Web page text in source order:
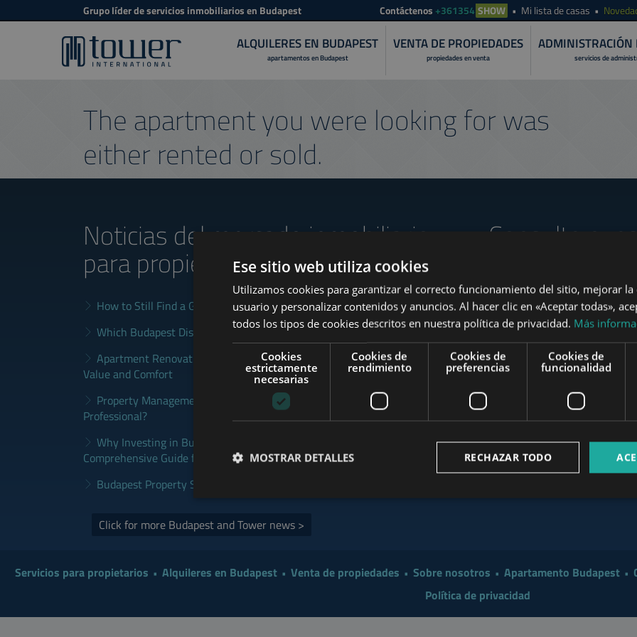
Grupo líder de servicios inmobiliarios en Budapest Contáctenos +361354 SHOW Mi lista de casas
ALQUILERES EN BUDAPEST
apartamentos en Budapest
VENTA DE PROPIEDADES
propiedades en venta
ADMINISTRACIÓN
servicios de
The apartment you were looking for was
either rented or sold.
Noticias del mercado inmobiliario
para propietarios
How to Still Find a Good Rental in Budapest at the End of August
Which Budapest District Fits Which Property Investor in 2026?
Apartment Renovation Budapest: How to Plan a Smarter Renovation for
Value and Comfort
Property Management Budapest: When Does It Make Sense to Hire a
Professional?
Why Investing in Budapest Real Estate is a Smart Move in 2026: A
Comprehensive Guide for Investors
Budapest Property Sales Market in 2026 | Seller & Buyer Guide
Click for more Budapest and Tower news >
Consulte
www.tower-investments.com
www.mybudapesthome.com
Servicios para propietarios Alquileres en Budapest Venta de propiedades Sobre nosotros Apartamento Budapest
Política de privacidad
Ese sitio web utiliza cookies
Utilizamos cookies para garantizar el correcto funcionamiento del sitio, mejorar la
usuario y personalizar contenidos y anuncios. Al hacer clic en «Aceptar todas»,
todos los tipos de cookies descritos en nuestra política de privacidad. Más
Cookies
estrictamente
necesarias
Cookies de
rendimiento
Cookies de
preferencias
Cookies de
funcionalidad
RECHAZAR TODO
MOSTRAR DETALLES